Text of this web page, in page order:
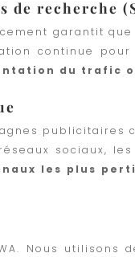
de recherche
garantit
continue
du trafic
publicitaires
sociaux,
les plus
Nous utilisons